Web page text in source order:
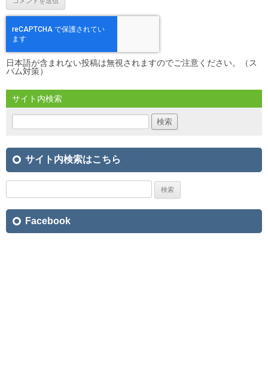
日本語が含まれない投稿は無視されますのでご注意ください。（ス
パム対策）
サイト内検索
検
サイト内検索はこちら
索:
Facebook